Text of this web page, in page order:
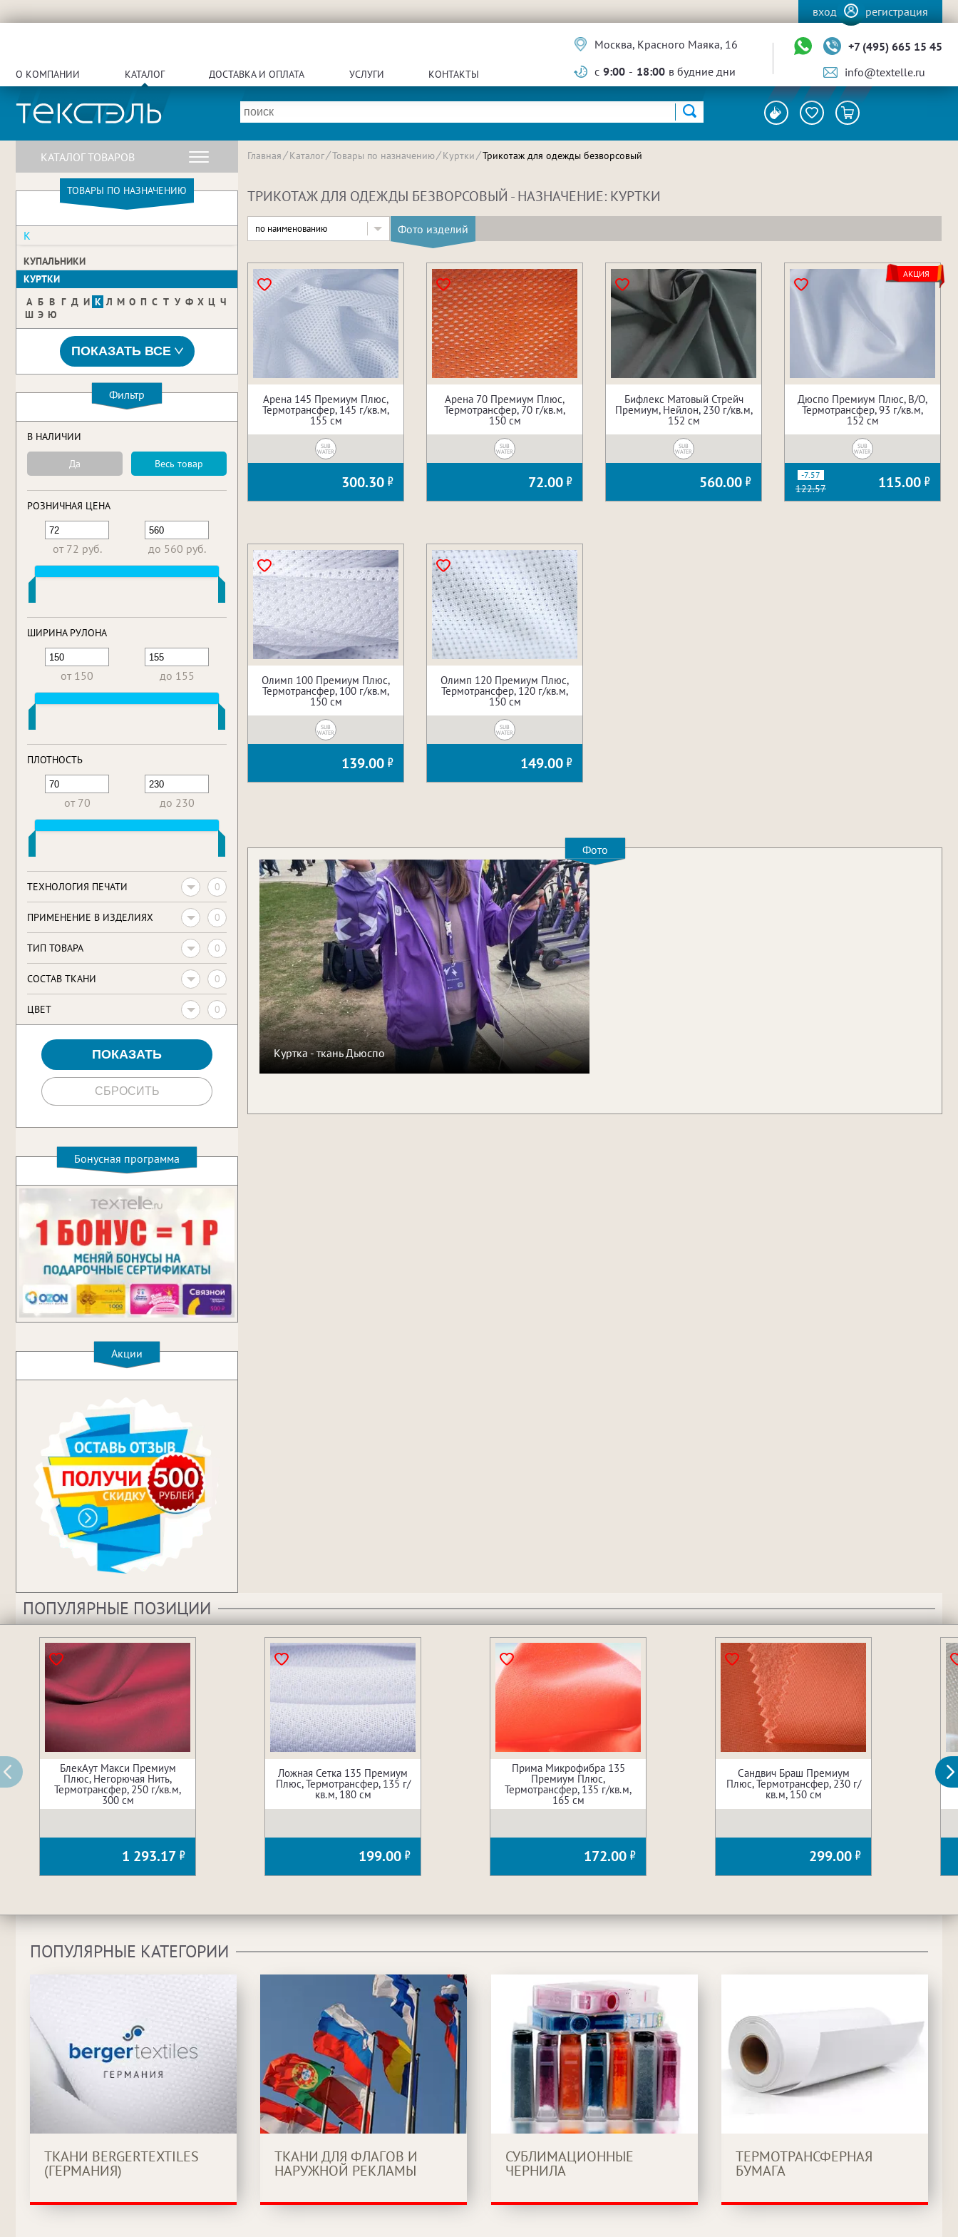
вход регистрация
О КОМПАНИИ КАТАЛОГ ДОСТАВКА И ОПЛАТА УСЛУГИ КОНТАКТЫ
Москва, Красного Маяка, 16
с 9:00 - 18:00 в будние дни
+7 (495) 665 15 45
info@textelle.ru
КАТАЛОГ ТОВАРОВ
ТОВАРЫ ПО НАЗНАЧЕНИЮ
К
КУПАЛЬНИКИ
КУРТКИ
А Б В Г Д И К Л М О П С Т У Ф Х Ц Ч
Ш Э Ю
ПОКАЗАТЬ ВСЕ
Фильтр
В НАЛИЧИИ
Да Весь товар
РОЗНИЧНАЯ ЦЕНА
от 72 руб. до 560 руб.
ШИРИНА РУЛОНА
от 150 до 155
ПЛОТНОСТЬ
от 70 до 230
ТЕХНОЛОГИЯ ПЕЧАТИ 0
ПРИМЕНЕНИЕ В ИЗДЕЛИЯХ 0
ТИП ТОВАРА 0
CОСТАВ ТКАНИ 0
ЦВЕТ 0
Бонусная программа
Акции
Главная Каталог Товары по назначению Куртки Трикотаж для одежды безворсовый
ТРИКОТАЖ ДЛЯ ОДЕЖДЫ БЕЗВОРСОВЫЙ - НАЗНАЧЕНИЕ: КУРТКИ
по наименованию Фото изделий
Арена 145 Премиум Плюс,
Термотрансфер, 145 г/кв.м,
155 см
SUB
WATER
300.30
Арена 70 Премиум Плюс,
Термотрансфер, 70 г/кв.м,
150 см
SUB
WATER
72.00
Бифлекс Матовый Стрейч
Премиум, Нейлон, 230 г/кв.м,
152 см
SUB
WATER
560.00
АКЦИЯ
Дюспо Премиум Плюс, В/О,
Термотрансфер, 93 г/кв.м,
152 см
SUB
WATER
-7.57
122.57 115.00
Олимп 100 Премиум Плюс,
Термотрансфер, 100 г/кв.м,
150 см
SUB
WATER
139.00
Олимп 120 Премиум Плюс,
Термотрансфер, 120 г/кв.м,
150 см
SUB
WATER
149.00
Фото
Куртка - ткань Дьюспо
ПОПУЛЯРНЫЕ ПОЗИЦИИ
БлекАут Макси Премиум
Плюс, Негорючая Нить,
Термотрансфер, 250 г/кв.м,
300 см
1 293.17
Ложная Сетка 135 Премиум
Плюс, Термотрансфер, 135 г/
кв.м, 180 см
199.00
Прима Микрофибра 135
Премиум Плюс,
Термотрансфер, 135 г/кв.м,
165 см
172.00
Сандвич Браш Премиум
Плюс, Термотрансфер, 230 г/
кв.м, 150 см
299.00
ПОПУЛЯРНЫЕ КАТЕГОРИИ
ТКАНИ BERGERTEXTILES
(ГЕРМАНИЯ)
ТКАНИ ДЛЯ ФЛАГОВ И
НАРУЖНОЙ РЕКЛАМЫ
СУБЛИМАЦИОННЫЕ
ЧЕРНИЛА
ТЕРМОТРАНСФЕРНАЯ
БУМАГА